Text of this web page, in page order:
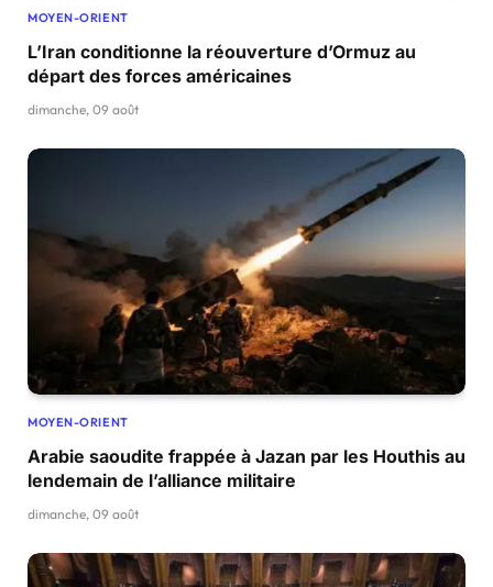
MOYEN-ORIENT
L’Iran conditionne la réouverture d’Ormuz au
départ des forces américaines
dimanche, 09 août
MOYEN-ORIENT
Arabie saoudite frappée à Jazan par les Houthis au
lendemain de l’alliance militaire
dimanche, 09 août